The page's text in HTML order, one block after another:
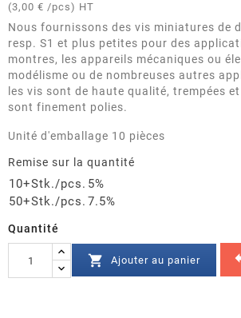
(3,00 € /pcs) HT
Nous fournissons des vis miniatures de
resp. S1 et plus petites pour des
montres, les appareils mécaniques ou
modélisme ou de nombreuses autres
les vis sont de haute qualité, trempées
sont finement polies.
Unité d'emballage 10 pièces
Remise sur la quantité
10+Stk./pcs. 5%
50+Stk./pcs. 7.5%
Quantité
 Ajouter au panier